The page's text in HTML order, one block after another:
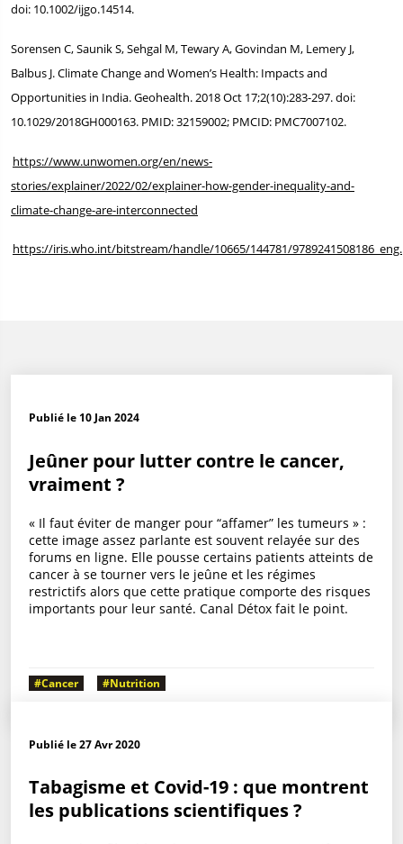
doi: 10.1002/ijgo.14514.
Sorensen C, Saunik S, Sehgal M, Tewary A, Govindan M, Lemery J,
Balbus J. Climate Change and Women’s Health: Impacts and
Opportunities in India. Geohealth. 2018 Oct 17;2(10):283-297. doi:
10.1029/2018GH000163. PMID: 32159002; PMCID: PMC7007102.
https://www.unwomen.org/en/news-
stories/explainer/2022/02/explainer-how-gender-inequality-and-
climate-change-are-interconnected
https://iris.who.int/bitstream/handle/10665/144781/
Publié le 10 Jan 2024
Jeûner pour lutter contre le cancer,
vraiment ?
« Il faut éviter de manger pour “affamer” les tumeurs » :
cette image assez parlante est souvent relayée sur des
forums en ligne. Elle pousse certains patients atteints de
cancer à se tourner vers le jeûne et les régimes
restrictifs alors que cette pratique comporte des risques
importants pour leur santé. Canal Détox fait le point.
#Cancer #Nutrition
Publié le 27 Avr 2020
Tabagisme et Covid-19 : que montrent
les publications scientifiques ?